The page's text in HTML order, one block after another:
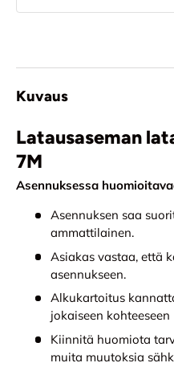
Kuvaus
Latausaseman
7M
Asennuksessa
Asennuksen saa
ammattilainen. ​
Asiakas vastaa, että
asennukseen. ​
Alkukartoitus
jokaiseen kohteeseen​
Kiinnitä huomiota
muita muutoksia